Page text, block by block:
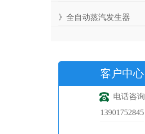
》全自动蒸汽发生器
客户中心
电话咨询
13901752845